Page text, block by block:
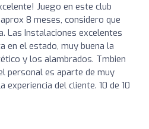
Juego en este club
8 meses, considero que
Las Instalaciones excelentes
en el estado, muy buena la
y los alambrados. Tmbien
personal es aparte de muy
del cliente. 10 de 10